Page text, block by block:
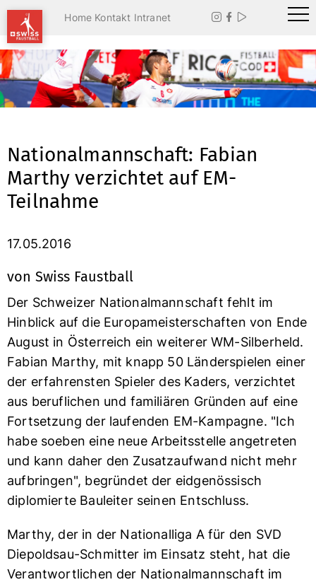
Home Kontakt Intranet   
Nationalmannschaft: Fabian
Marthy verzichtet auf EM-
Teilnahme
17.05.2016
von Swiss Faustball
Der Schweizer Nationalmannschaft fehlt im
Hinblick auf die Europameisterschaften von Ende
August in Österreich ein weiterer WM-Silberheld.
Fabian Marthy, mit knapp 50 Länderspielen einer
der erfahrensten Spieler des Kaders, verzichtet
aus beruflichen und familiären Gründen auf eine
Fortsetzung der laufenden EM-Kampagne. "Ich
habe soeben eine neue Arbeitsstelle angetreten
und kann daher den Zusatzaufwand nicht mehr
aufbringen", begründet der eidgenössisch
diplomierte Bauleiter seinen Entschluss.
Marthy, der in der Nationalliga A für den SVD
Diepoldsau-Schmitter im Einsatz steht, hat die
Verantwortlichen der Nationalmannschaft im